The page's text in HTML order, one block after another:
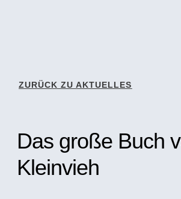
ZURÜCK ZU AKTUELLES
Das große Buch
Kleinvieh